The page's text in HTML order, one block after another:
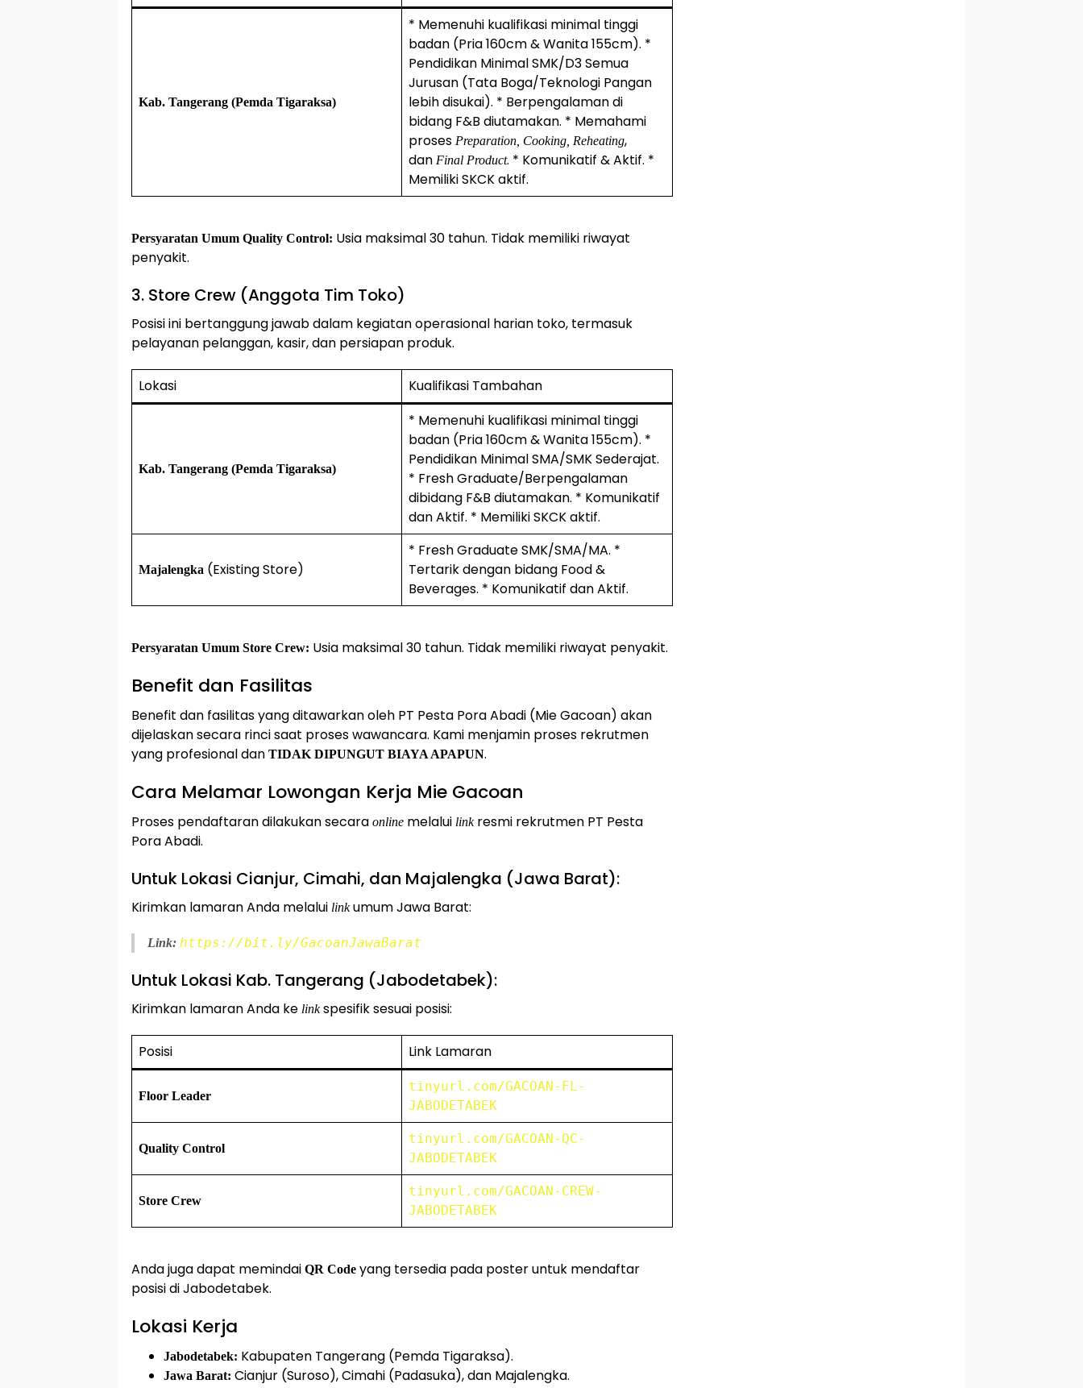
Kab. Tangerang (Pemda Tigaraksa)
* Memenuhi kualifikasi minimal tinggi
badan (Pria 160cm & Wanita 155cm). *
Pendidikan Minimal SMK/D3 Semua
Jurusan (Tata Boga/Teknologi Pangan
lebih disukai). * Berpengalaman di
bidang F&B diutamakan. * Memahami
proses Preparation, Cooking, Reheating,
dan Final Product. * Komunikatif & Aktif. *
Memiliki SKCK aktif.
Persyaratan Umum Quality Control: Usia maksimal 30 tahun. Tidak memiliki riwayat
penyakit.
3. Store Crew (Anggota Tim Toko)
Posisi ini bertanggung jawab dalam kegiatan operasional harian toko, termasuk
pelayanan pelanggan, kasir, dan persiapan produk.
Lokasi Kualifikasi Tambahan
Kab. Tangerang (Pemda Tigaraksa)
* Memenuhi kualifikasi minimal tinggi
badan (Pria 160cm & Wanita 155cm). *
Pendidikan Minimal SMA/SMK Sederajat.
* Fresh Graduate/Berpengalaman
dibidang F&B diutamakan. * Komunikatif
dan Aktif. * Memiliki SKCK aktif.
Majalengka (Existing Store)
* Fresh Graduate SMK/SMA/MA. *
Tertarik dengan bidang Food &
Beverages. * Komunikatif dan Aktif.
Persyaratan Umum Store Crew: Usia maksimal 30 tahun. Tidak memiliki riwayat penyakit.
Benefit dan Fasilitas
Benefit dan fasilitas yang ditawarkan oleh PT Pesta Pora Abadi (Mie Gacoan) akan
dijelaskan secara rinci saat proses wawancara. Kami menjamin proses rekrutmen
yang profesional dan TIDAK DIPUNGUT BIAYA APAPUN.
Cara Melamar Lowongan Kerja Mie Gacoan
Proses pendaftaran dilakukan secara online melalui linkresmi rekrutmen PT Pesta
Pora Abadi.
Untuk Lokasi Cianjur, Cimahi, dan Majalengka (Jawa Barat):
Kirimkan lamaran Anda melalui linkumum Jawa Barat:
Link: https://bit.ly/GacoanJawaBarat
Untuk Lokasi Kab. Tangerang (Jabodetabek):
Kirimkan lamaran Anda ke linkspesifik sesuai posisi:
Posisi Link Lamaran
Floor Leader
tinyurl.com/GACOAN-FL-
JABODETABEK
Quality Control
tinyurl.com/GACOAN-QC-
JABODETABEK
Store Crew
tinyurl.com/GACOAN-CREW-
JABODETABEK
Anda juga dapat memindai QR Code yang tersedia pada poster untuk mendaftar
posisi di Jabodetabek.
Lokasi Kerja
Jabodetabek: Kabupaten Tangerang (Pemda Tigaraksa).
Jawa Barat: Cianjur (Suroso), Cimahi (Padasuka), dan Majalengka.